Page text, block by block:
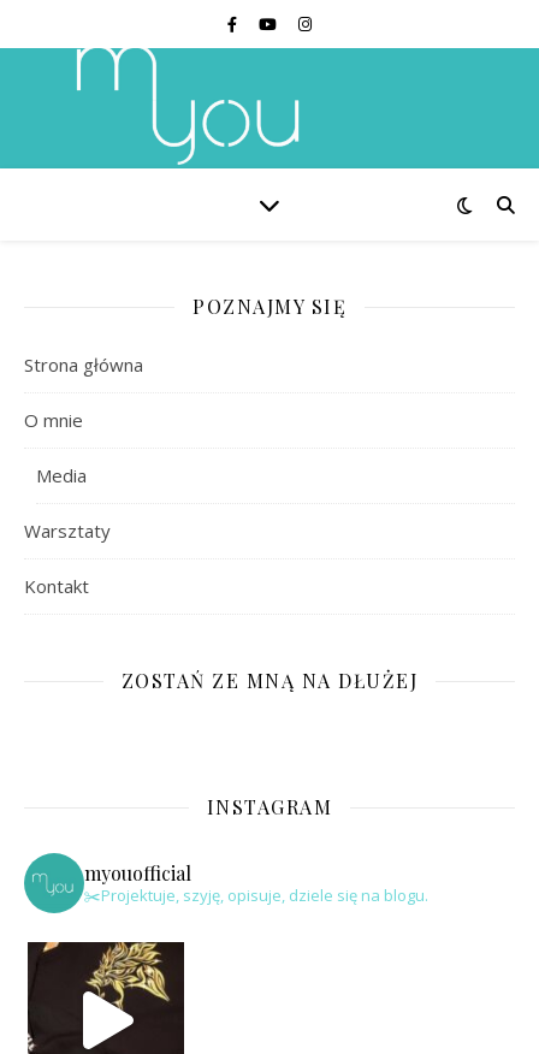
POZNAJMY SIĘ
Strona główna
O mnie
Media
Warsztaty
Kontakt
ZOSTAŃ ZE MNĄ NA DŁUŻEJ
INSTAGRAM
myouofficial
✂️Projektuje, szyję, opisuje, dziele się na blogu.